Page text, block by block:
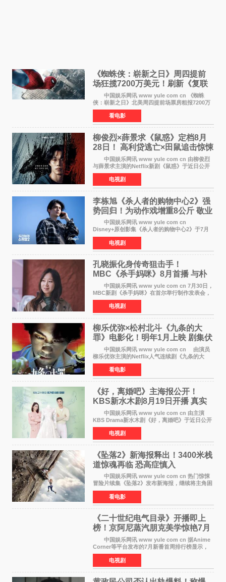
《蜘蛛侠：崭新之日》周四提前
场狂揽7200万美元！刷新《复联
4》保持影史纪录
中国娱乐网讯 www yule com cn 《蜘蛛
侠：崭新之日》北美周四提前场票房粗报7200万
美元，创下影史单片北美提前场票房新纪录——
此前该纪录由《复仇者联盟4：终局之战》的6000
万美元保持，本
看电影
柳俊烈×薛景求《鼠惑》定档8月
28日！ 高利贷逃亡×田鼠追击惊悚
来袭
中国娱乐网讯 www yule com cn 由柳俊烈
与薛景求主演的Netflix新剧《鼠惑》于近日公开
主海报，正式定档8月28日上线。 海报中，柳
俊烈与薛景求背对背站立，各自朝向相反方向，
幽暗的色调与
电视剧
李栋旭《杀人者的购物中心2》强
势回归！为动作戏增重8公斤 敬业
获赞
中国娱乐网讯 www yule com cn
Disney+原创影集《杀人者的购物中心2》于7月
22日正式上线，由男神李栋旭主演的郑进湾以2 0
完全体强势回归。该剧第一季曾被《纽约时报》
评选为全球最佳影集之一
电视剧
孔晓振化身传奇狙击手！
MBC《杀手妈咪》8月首播 与朴
恩斌展开收视对决
中国娱乐网讯 www yule com cn 7月30日，
MBC新剧《杀手妈咪》在首尔举行制作发表会，
主演孔晓振、郑准元、李相二、无真星、崔宇
成、李银泉等人一同出席，为新剧宣传造势。这
是孔晓振继《毛骨
电视剧
柳乐优弥×松村北斗《九条的大
罪》电影化！明年1月上映 剧集伏
笔将全面揭晓
中国娱乐网讯 www yule com cn 由演员
柳乐优弥主演的Netflix人气连续剧《九条的大
罪》正式宣布改编为电影，将于明年1月8日全国
上映。柳乐优弥与SixTONES松村北斗再度联
手，为观众带来这部
看电影
《好，离婚吧》主海报公开！
KBS新水木剧8月19日开播 真实
离婚体验记来袭
中国娱乐网讯 www yule com cn 由主演
KBS Drama新水木剧《好，离婚吧》于近日公开
主海报，正式进入开播倒计时。 海报中，男
女主角背对背站立，各自望向不同方向，中央的
空白与冷漠的表情
电视剧
《坠落2》新海报释出！3400米栈
道惊魂再临 恐高症慎入
中国娱乐网讯 www yule com cn 热门惊悚
冒险片续集《坠落2》发布新海报，继续将主角困
于绝境高处——这一次，是摇摇欲坠的徒步栈
道。该片将于今年9月2日北美上映，恐高症患者
请提前做好心理
看电影
《二十世纪电气目录》开播即上
榜！京阿尼蒸汽朋克美学惊艳7月
新番季
中国娱乐网讯 www yule com cn 据Anime
Corner等平台发布的7月新番首周排行榜显示，
由京都动画制作的《二十世纪电气目录》在多个
榜单中表现亮眼，位列AniLab全球TOP10第十
名。该剧改编自结
电视剧